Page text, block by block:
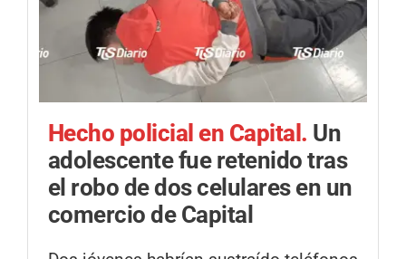
Hecho policial en Capital. Un
adolescente fue retenido tras
el robo de dos celulares en un
comercio de Capital